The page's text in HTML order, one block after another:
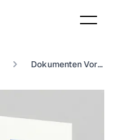
Dokumenten Vorlage TISAX® Kapitel 4.2.1 Inwieweit werden Zugriffsrechte vergeben und verwaltet?